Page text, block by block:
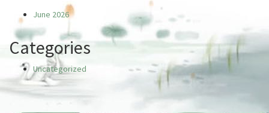
June 2026
Categories
Uncategorized